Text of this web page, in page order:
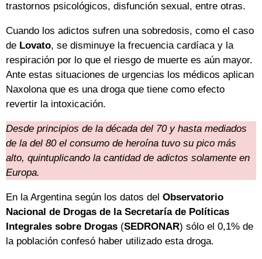
trastornos psicológicos, disfunción sexual, entre otras.
Cuando los adictos sufren una sobredosis, como el caso
de Lovato, se disminuye la frecuencia cardíaca y la
respiración por lo que el riesgo de muerte es aún mayor.
Ante estas situaciones de urgencias los médicos aplican
Naxolona que es una droga que tiene como efecto
revertir la intoxicación.
Desde principios de la década del 70 y hasta mediados
de la del 80 el consumo de heroína tuvo su pico más
alto, quintuplicando la cantidad de adictos solamente en
Europa.
En la Argentina según los datos del Observatorio
Nacional de Drogas de la Secretaría de Políticas
Integrales sobre Drogas (SEDRONAR) sólo el 0,1% de
la población confesó haber utilizado esta droga.